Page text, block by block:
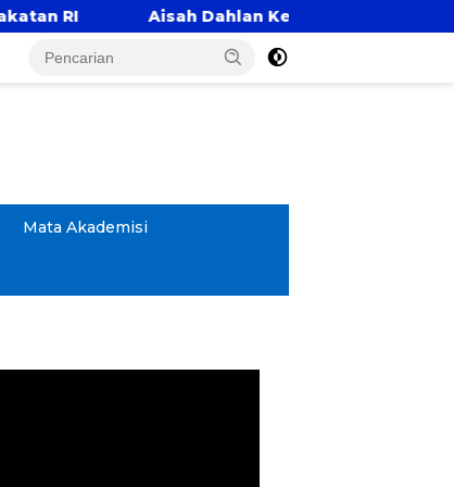
Aisah Dahlan Kembali Hadir di Surabaya,
Mata Akademisi